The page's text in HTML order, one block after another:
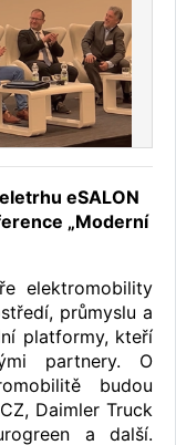
eSALON
„Moderní
elektromobility
průmyslu a
platformy, kteří
partnery. O
budou
Daimler Truck
a další.